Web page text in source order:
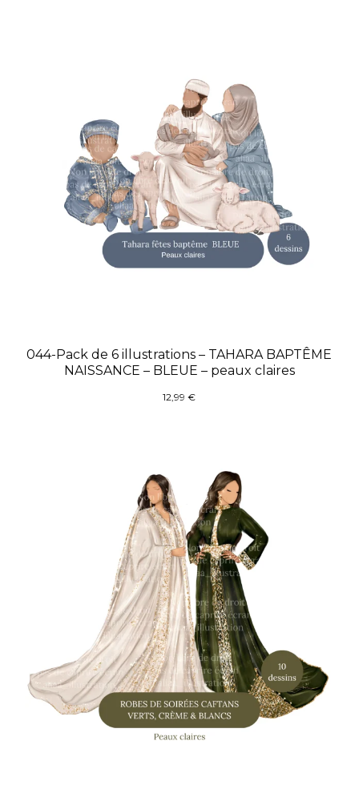
044-Pack de 6 illustrations – TAHARA BAPTÊME
NAISSANCE – BLEUE – peaux claires
12,99€